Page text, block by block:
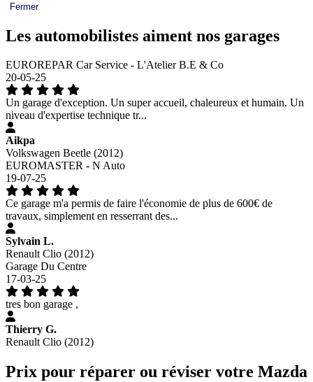
Fermer
Les automobilistes aiment nos garages
EUROREPAR Car Service - L'Atelier B.E & Co
20-05-25
Un garage d'exception. Un super accueil, chaleureux et humain. Un
niveau d'expertise technique tr...
Aikpa
Volkswagen Beetle (2012)
EUROMASTER - N Auto
19-07-25
Ce garage m'a permis de faire l'économie de plus de 600€ de
travaux, simplement en resserrant des...
Sylvain L.
Renault Clio (2012)
Garage Du Centre
17-03-25
tres bon garage ,
Thierry G.
Renault Clio (2012)
Prix pour réparer ou réviser votre Mazda